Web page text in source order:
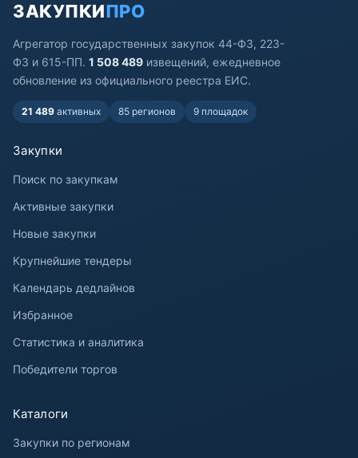
ЗАКУПКИПРО
Агрегатор государственных закупок 44-ФЗ, 223-
ФЗ и 615-ПП. 1 508 489 извещений, ежедневное
обновление из официального реестра ЕИС.
21 489 активных 85 регионов 9 площадок
Закупки
Поиск по закупкам
Активные закупки
Новые закупки
Крупнейшие тендеры
Календарь дедлайнов
Избранное
Статистика и аналитика
Победители торгов
Каталоги
Закупки по регионам